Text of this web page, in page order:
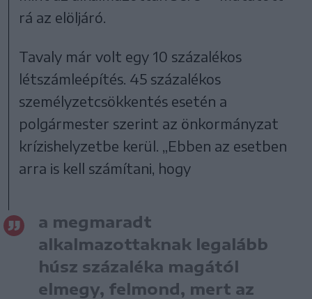
rá az elöljáró.
Tavaly már volt egy 10 százalékos
létszámleépítés. 45 százalékos
személyzetcsökkentés esetén a
polgármester szerint az önkormányzat
krízishelyzetbe kerül. „Ebben az esetben
arra is kell számítani, hogy
a megmaradt
alkalmazottaknak legalább
húsz százaléka magától
elmegy, felmond, mert az